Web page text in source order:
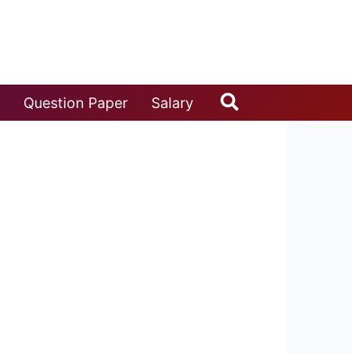
Question Paper Salary Search